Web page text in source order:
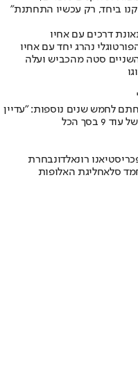
ביחד, רק עכשיו התחתנת"
דרכים עם אחיו
נהרג יחד עם אחיו
סטה מהכביש ועלה
לחמש שנים נוספות: "עדיין
כריסטיאנו רונאלדונבחרת
סלאחליגת האלופות